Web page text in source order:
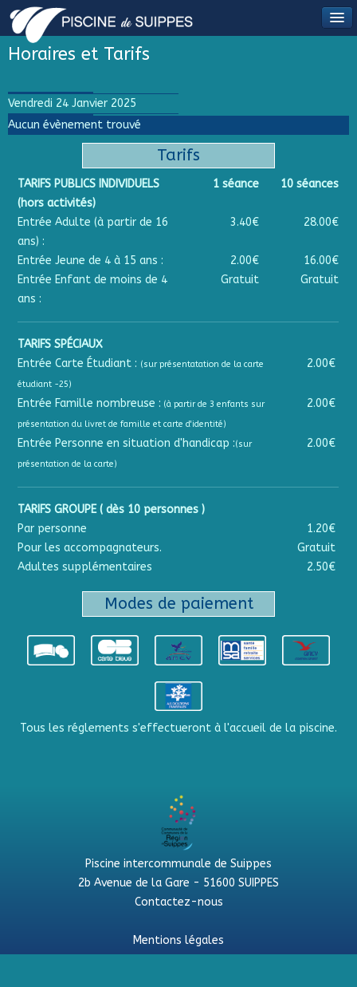
Horaires et Tarifs
Vendredi 24 Janvier 2025
Aucun évènement trouvé
Tarifs
TARIFS PUBLICS INDIVIDUELS
(hors activités)
1 séance 10 séances
Entrée Adulte (à partir de 16
ans) :
3.40€ 28.00€
Entrée Jeune de 4 à 15 ans : 2.00€
16.00€
Entrée Enfant de moins de 4
ans :
Gratuit Gratuit
TARIFS SPÉCIAUX
Entrée Carte Étudiant : (sur présentatation de la carte
étudiant -25)
2.00€
Entrée Famille nombreuse : (à partir de 3 enfants sur
présentation du livret de famille et carte d'identité)
2.00€
Entrée Personne en situation d'handicap :(sur
présentation de la carte)
2.00€
TARIFS GROUPE ( dès 10 personnes )
Par personne
1.20€
Pour les accompagnateurs.
Gratuit
Adultes supplémentaires
2.50€
Modes de paiement
Tous les réglements s'effectueront à l'accueil de la piscine.
Piscine intercommunale de Suippes
2b Avenue de la Gare - 51600 SUIPPES
Contactez-nous
Mentions légales